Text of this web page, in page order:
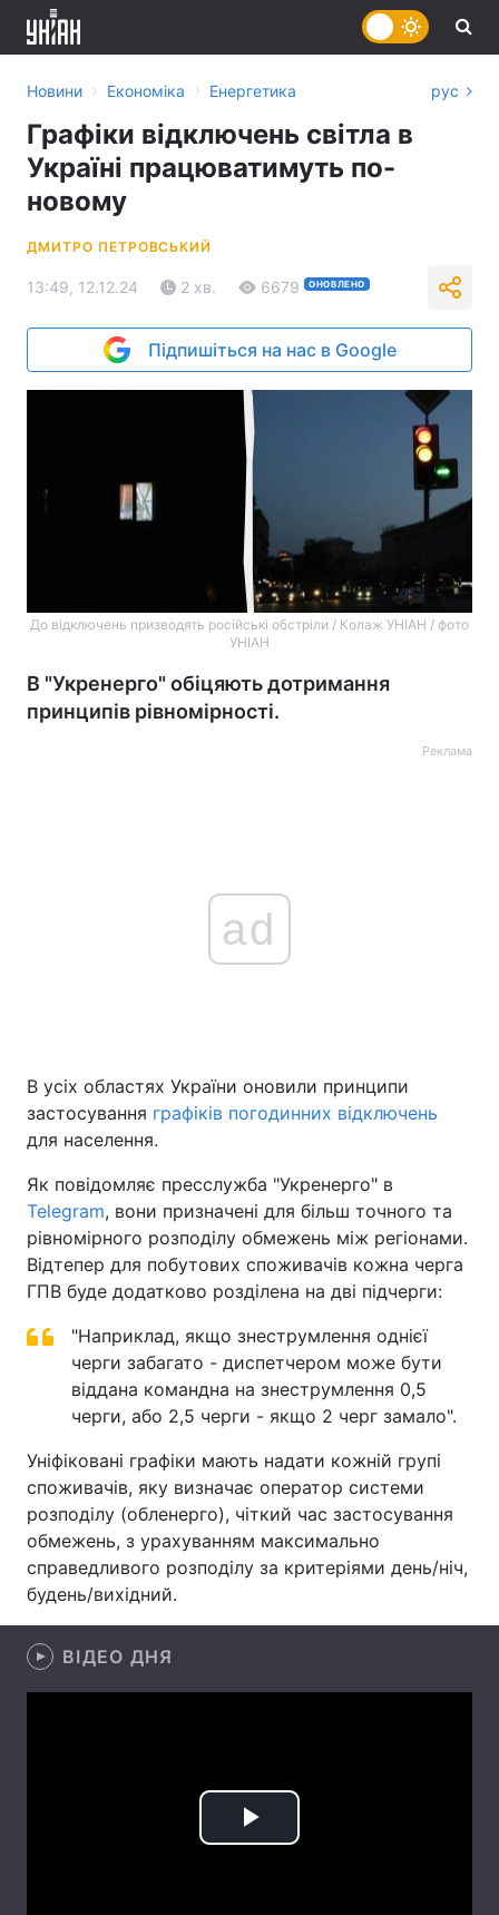
Головна Війна
Україна
Економіка Світ
Спорт Наука
Техно і зв'язок Лайт
Зброя Інциденти
Здоров'я Туризм
Екологія Регіони
Лонгріди
Відео з Youtube
Інтерв'ю
Новини › Економіка › Енергетика рус
Графіки відключень світла в
Україні працюватимуть по-
новому
ДМИТРО ПЕТРОВСЬКИЙ
13:49, 12.12.24 2 хв. 6679 ОНОВЛЕНО
Підпишіться на нас в Google
До відключень призводять російські обстріли / Колаж УНІАН / фото
УНІАН
В "Укренерго" обіцяють дотримання
принципів рівномірності.
Реклама
ad
В усіх областях України оновили принципи
застосування графіків погодинних відключень
для населення.
Як повідомляє пресслужба "Укренерго" в
Telegram, вони призначені для більш точного та
рівномірного розподілу обмежень між регіонами.
Відтепер для побутових споживачів кожна черга
ГПВ буде додатково розділена на дві підчерги:
"Наприклад, якщо знеструмлення однієї
черги забагато - диспетчером може бути
віддана командна на знеструмлення 0,5
черги, або 2,5 черги - якщо 2 черг замало".
Уніфіковані графіки мають надати кожній групі
споживачів, яку визначає оператор системи
розподілу (обленерго), чіткий час застосування
обмежень, з урахуванням максимально
справедливого розподілу за критеріями день/ніч,
будень/вихідний.
ВІДЕО ДНЯ
Play